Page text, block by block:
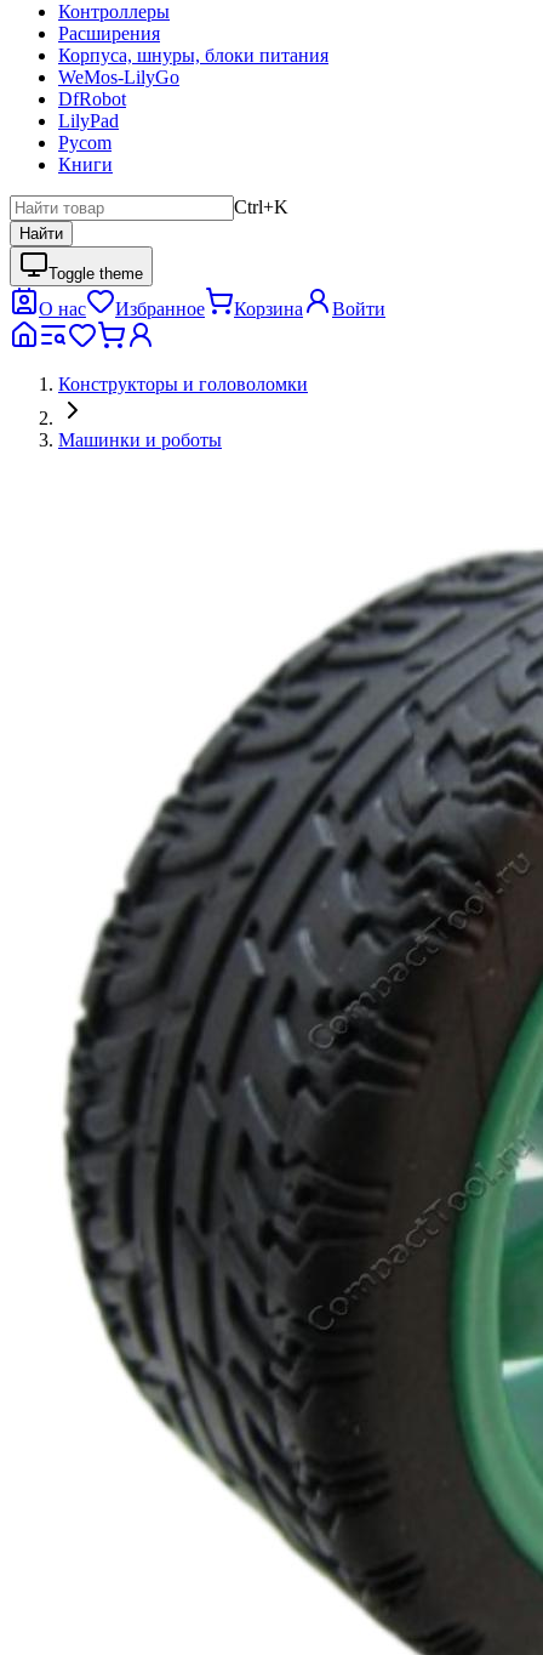
Контроллеры
Расширения
Корпуса, шнуры, блоки питания
WeMos-LilyGo
DfRobot
LilyPad
Pycom
Книги
Ctrl+K
Найти
Toggle theme
О нас Избранное Корзина Войти
Конструкторы и головоломки
Машинки и роботы